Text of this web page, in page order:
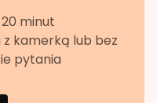
minut
kamerką lub bez
pytania